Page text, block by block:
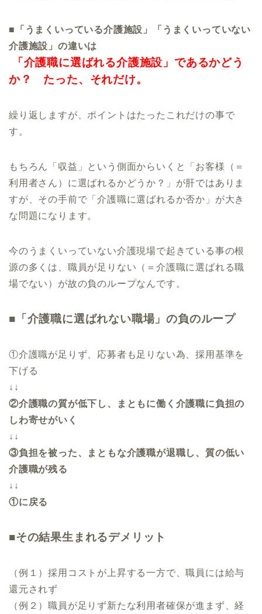
■「うまくいっている介護施設」「うまくいっていない
介護施設」の違いは
「介護職に選ばれる介護施設」であるかどう
か？ たった、それだけ。
繰り返しますが、ポイントはたったこれだけの事で
す。
もちろん「収益」という側面からいくと「お客様（＝
利用者さん）に選ばれるかどうか？」が肝ではありま
すが、その手前で「介護職に選ばれるか否か」が大き
な問題になります。
今のうまくいっていない介護現場で起きている事の根
源の多くは、職員が足りない（＝介護職に選ばれる職
場でない）が故の負のループなんです。
■「介護職に選ばれない職場」の負のループ
①介護職が足りず、応募者も足りない為、採用基準を
下げる
↓↓
②介護職の質が低下し、まともに働く介護職に負担の
しわ寄せがいく
↓↓
③負担を被った、まともな介護職が退職し、質の低い
介護職が残る
↓↓
①に戻る
■その結果生まれるデメリット
（例１）採用コストが上昇する一方で、職員には給与
還元されず
（例２）職員が足りず新たな利用者確保が進まず、経